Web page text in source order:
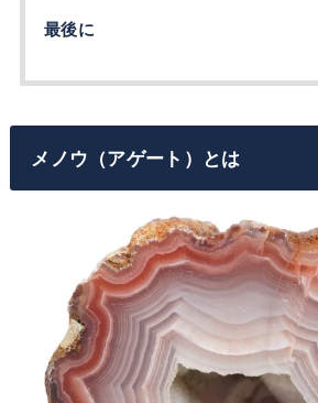
最後に
メノウ（アゲート）とは